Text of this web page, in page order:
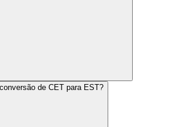
de CET para EST?